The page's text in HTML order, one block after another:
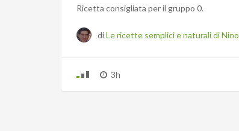
Ricetta consigliata per il gruppo 0.
diLe ricette semplici e naturali di Nino
3h